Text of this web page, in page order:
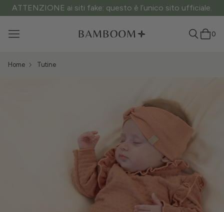
ATTENZIONE ai siti fake: questo è l’unico sito ufficiale.
0
Home Tutine